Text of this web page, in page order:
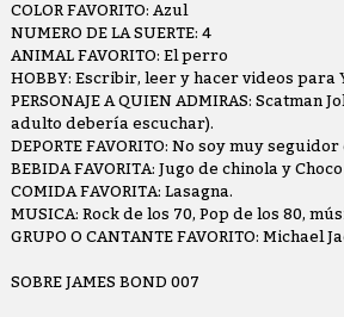
COLOR FAVORITO: Azul
NUMERO DE LA SUERTE: 4
ANIMAL FAVORITO: El perro
HOBBY: Escribir, leer y hacer videos para
PERSONAJE A QUIEN ADMIRAS:
adulto debería escuchar).
DEPORTE FAVORITO: No soy muy
BEBIDA FAVORITA: Jugo de chinola y
COMIDA FAVORITA: Lasagna.
MUSICA: Rock de los 70, Pop de los 80,
GRUPO O CANTANTE FAVORITO: Michael
SOBRE JAMES BOND 007